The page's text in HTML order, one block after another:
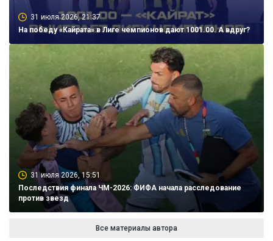
31 июля 2026, 21:37
На победу «Кайрата» в Лиге чемпионов дают 1001.00. А вдруг?
31 июля 2026, 15:51
Последствия финала ЧМ-2026: ФИФА начала расследование
против звезд
Все материалы автора